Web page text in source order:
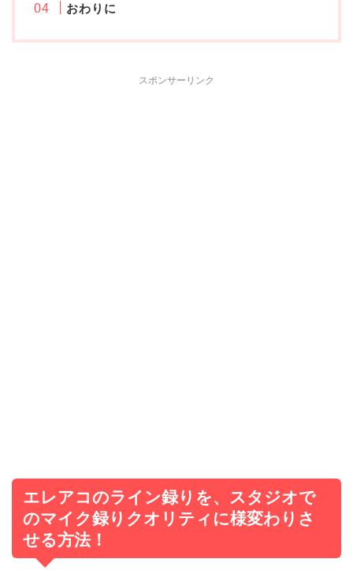
おわりに
スポンサーリンク
エレアコのライン録りを、スタジオで
のマイク録りクオリティに様変わりさ
せる方法！